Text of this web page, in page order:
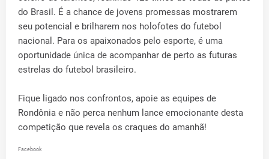
do Brasil. É a chance de jovens promessas mostrarem
seu potencial e brilharem nos holofotes do futebol
nacional. Para os apaixonados pelo esporte, é uma
oportunidade única de acompanhar de perto as futuras
estrelas do futebol brasileiro.
Fique ligado nos confrontos, apoie as equipes de
Rondônia e não perca nenhum lance emocionante desta
competição que revela os craques do amanhã!
Facebook